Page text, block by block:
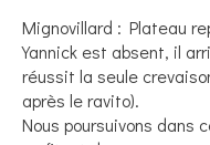
Mignovillard : Plateau
Yannick est absent, il
réussit la seule
après le ravito).
Nous poursuivons dans